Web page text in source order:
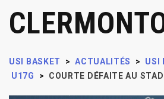
USI BASKET > ACTUALITÉS > USI
U17G
> COURTE DÉFAITE AU